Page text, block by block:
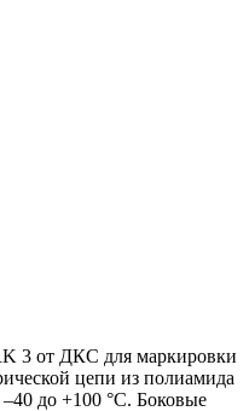
3 от ДКС для маркировки
цепи из полиамида
до +100 °С. Боковые